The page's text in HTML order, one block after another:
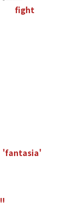
fght
'fantasia'
!!